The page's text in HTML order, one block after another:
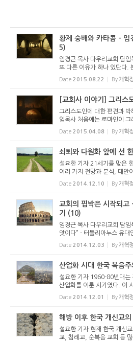
황제 숭배와 카타콤 - 임
5)
임경근 목사 다우리교회 담
또 다른 이유가 하나 있단다.
않았어. 그런데 동방 여러 나
그곳으로부터 왕을 신으로
Date 2015.08.22 By 개혁
[교회사 이야기] 그리스
그리스도인에 대한 편견과
임목사 처음에는 로마인이 그
울이지 않았어. 그리스인의
의 한 분파이겠거니 했단다.
Date 2015.04.08 By 개혁
쇠퇴와 다원화 앞에 선
설요한 기자 21세기를 맞은
여러 가지 전망과 분석, 대안
잘 적응해야 한다는 지적이
통에 충실해야 한다는 대안
Date 2014.12.10 By 개혁
교회의 핍박은 시작되고
기 (10)
임경근 목사 다우리교회 담임
앗이다” - 터툴리아누스 유대
해 갔지. 예수님을 믿는 사람
라 이방인도 예수님을 믿게
Date 2014.12.03 By 개혁
산업화 시대 한국 복음
설요한 기자 1960-80년대는
산업화를 이룬 시기였다. 이
인 성장을 이루고 외형상 사
지만 이를 보는 시선은 여러
Date 2014.12.01 By 개혁
해방 이후 한국 개신교
설요한 기자 현재 한국 개신
교, 침례교, 순복음 교회 등